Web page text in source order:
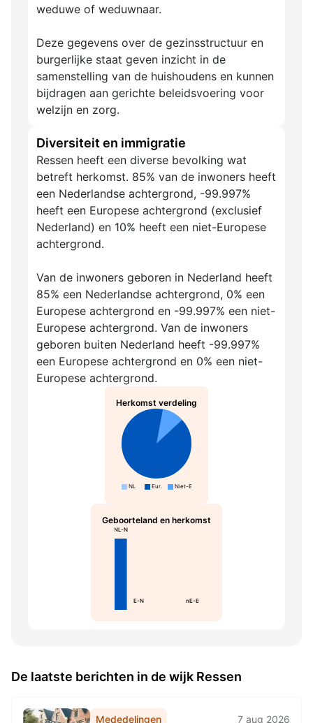
weduwe of weduwnaar.
Deze gegevens over de gezinsstructuur en
burgerlijke staat geven inzicht in de
samenstelling van de huishoudens en kunnen
bijdragen aan gerichte beleidsvoering voor
welzijn en zorg.
Diversiteit en immigratie
Ressen heeft een diverse bevolking wat
betreft herkomst. 85% van de inwoners heeft
een Nederlandse achtergrond, -99.997%
heeft een Europese achtergrond (exclusief
Nederland) en 10% heeft een niet-Europese
achtergrond.
Van de inwoners geboren in Nederland heeft
85% een Nederlandse achtergrond, 0% een
Europese achtergrond en -99.997% een niet-
Europese achtergrond. Van de inwoners
geboren buiten Nederland heeft -99.997%
een Europese achtergrond en 0% een niet-
Europese achtergrond.
Herkomst verdeling
NL Eur. Niet-Eur.
Geboorteland en herkomst
NL-N
E-N nE-B
De laatste berichten in de wijk Ressen
Mededelingen 7 aug 2026